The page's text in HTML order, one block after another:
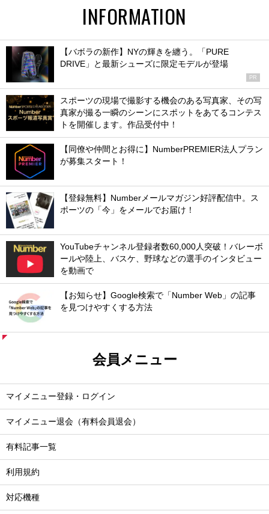
INFORMATION
【バボラの新作】NYの輝きを纏う。「PURE
DRIVE」と最新シューズに限定モデルが登場
PR
スポーツの現場で撮影する機会のある写真家、その写
真家が撮る一瞬のシーンにスポットをあてるコンテス
トを開催します。作品受付中！
【同僚や仲間とお得に】NumberPREMIER法人プラン
が募集スタート！
【登録無料】Numberメールマガジン好評配信中。ス
ポーツの「今」をメールでお届け！
YouTubeチャンネル登録者数60,000人突破！バレーボ
ールや陸上、バスケ、野球などの選手のインタビュー
を動画で
【お知らせ】Google検索で「Number Web」の記事
を見つけやすくする方法
会員メニュー
マイメニュー登録・ログイン
マイメニュー退会（有料会員退会）
有料記事一覧
利用規約
対応機種